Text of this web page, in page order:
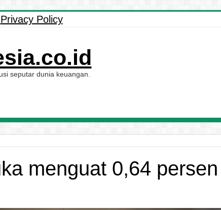
Privacy Policy
seputar dunia keuangan.
menguat 0,64 persen